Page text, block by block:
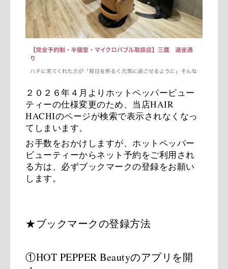
２０２６年４月よりホットペッパービュー
ティーの仕様変更のため、 当店HAIR
HACHIのページが検索で表示されなくなっ
てしまいます。
お手数をおかけしますが、ホットペッパー
ビューティーからネット予約をご利用され
る方は、必ずブックマークの登録をお願い
します。
★ブックマークの登録方法
①HOT PEPPER Beautyのアプリを開